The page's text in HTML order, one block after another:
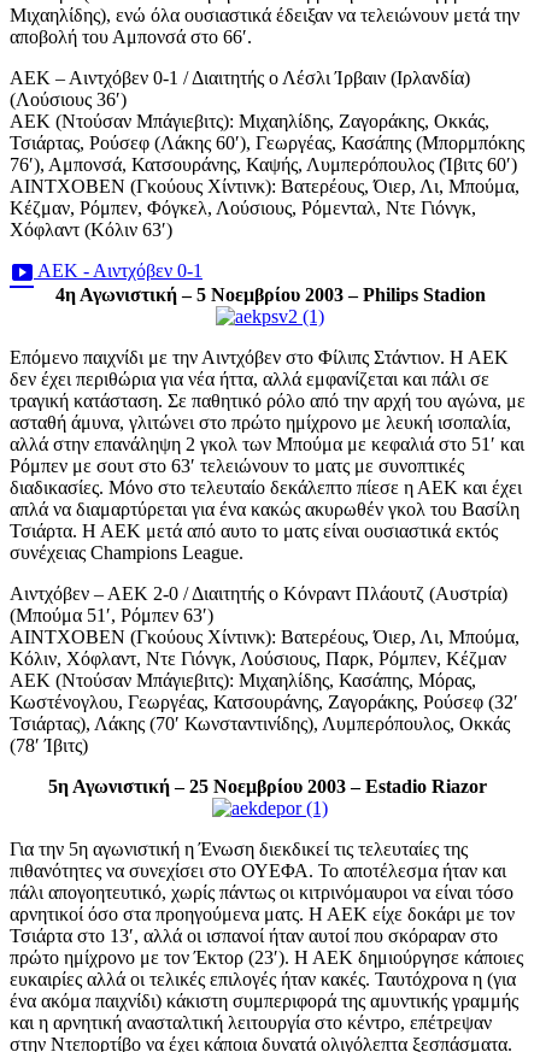
Μιχαηλίδης), ενώ όλα ουσιαστικά έδειξαν να τελειώνουν μετά την
αποβολή του Αμπονσά στο 66′.
ΑΕΚ – Αιντχόβεν 0-1 / Διαιτητής ο Λέσλι Ίρβαιν (Ιρλανδία)
(Λούσιους 36′)
ΑΕΚ (Ντούσαν Μπάγιεβιτς): Μιχαηλίδης, Ζαγοράκης, Οκκάς,
Τσιάρτας, Ρούσεφ (Λάκης 60′), Γεωργέας, Κασάπης (Μπορμπόκης
76′), Αμπονσά, Κατσουράνης, Καψής, Λυμπερόπουλος (Ίβιτς 60′)
AINTXOBEN (Γκούους Χίντινκ): Βατερέους, Όιερ, Λι, Μπούμα,
Κέζμαν, Ρόμπεν, Φόγκελ, Λούσιους, Ρόμενταλ, Ντε Γιόνγκ,
Χόφλαντ (Κόλιν 63′)
ΑΕΚ - Αιντχόβεν 0-1
4η Αγωνιστική – 5 Νοεμβρίου 2003 – Philips Stadion
Επόμενο παιχνίδι με την Αιντχόβεν στο Φίλιπς Στάντιον. Η ΑΕΚ
δεν έχει περιθώρια για νέα ήττα, αλλά εμφανίζεται και πάλι σε
τραγική κατάσταση. Σε παθητικό ρόλο από την αρχή του αγώνα, με
ασταθή άμυνα, γλιτώνει στο πρώτο ημίχρονο με λευκή ισοπαλία,
αλλά στην επανάληψη 2 γκολ των Μπούμα με κεφαλιά στο 51′ και
Ρόμπεν με σουτ στο 63′ τελειώνουν το ματς με συνοπτικές
διαδικασίες. Μόνο στο τελευταίο δεκάλεπτο πίεσε η ΑΕΚ και έχει
απλά να διαμαρτύρεται για ένα κακώς ακυρωθέν γκολ του Βασίλη
Τσιάρτα. Η ΑΕΚ μετά από αυτο το ματς είναι ουσιαστικά εκτός
συνέχειας Champions League.
Αιντχόβεν – ΑΕΚ 2-0 / Διαιτητής ο Κόνραντ Πλάουτζ (Αυστρία)
(Μπούμα 51′, Ρόμπεν 63′)
ΑΙΝΤΧΟΒΕΝ (Γκούους Χίντινκ): Βατερέους, Όιερ, Λι, Μπούμα,
Κόλιν, Χόφλαντ, Ντε Γιόνγκ, Λούσιους, Παρκ, Ρόμπεν, Κέζμαν
ΑΕΚ (Ντούσαν Μπάγιεβιτς): Μιχαηλίδης, Κασάπης, Μόρας,
Κωστένογλου, Γεωργέας, Κατσουράνης, Ζαγοράκης, Ρούσεφ (32′
Τσιάρτας), Λάκης (70′ Κωνσταντινίδης), Λυμπερόπουλος, Οκκάς
(78′ Ίβιτς)
5η Αγωνιστική – 25 Νοεμβρίου 2003 – Estadio Riazor
Για την 5η αγωνιστική η Ένωση διεκδικεί τις τελευταίες της
πιθανότητες να συνεχίσει στο ΟΥΕΦΑ. Το αποτέλεσμα ήταν και
πάλι απογοητευτικό, χωρίς πάντως οι κιτρινόμαυροι να είναι τόσο
αρνητικοί όσο στα προηγούμενα ματς. Η ΑΕΚ είχε δοκάρι με τον
Τσιάρτα στο 13′, αλλά οι ισπανοί ήταν αυτοί που σκόραραν στο
πρώτο ημίχρονο με τον Έκτορ (23′). Η ΑΕΚ δημιούργησε κάποιες
ευκαιρίες αλλά οι τελικές επιλογές ήταν κακές. Ταυτόχρονα η (για
ένα ακόμα παιχνίδι) κάκιστη συμπεριφορά της αμυντικής γραμμής
και η αρνητική ανασταλτική λειτουργία στο κέντρο, επέτρεψαν
στην Ντεπορτίβο να έχει κάποια δυνατά ολιγόλεπτα ξεσπάσματα.